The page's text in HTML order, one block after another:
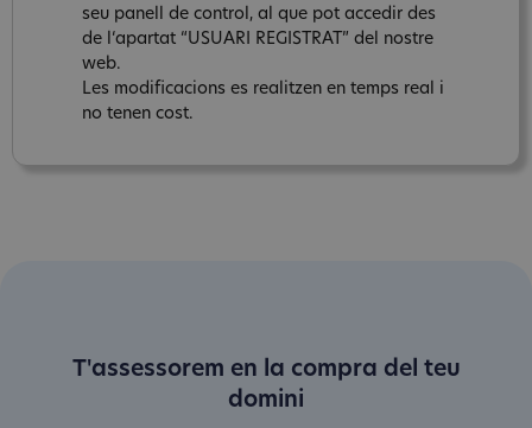
seu panell de control, al que pot accedir des
de l‘apartat “USUARI REGISTRAT” del nostre
web.
Les modificacions es realitzen en temps real i
no tenen cost.
T'assessorem en la compra del teu
domini